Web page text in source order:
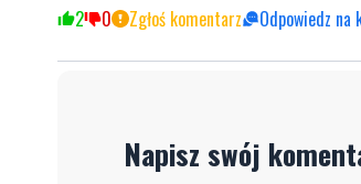
2 0 Zgłoś komentarz Odpowiedz na
Napisz swój